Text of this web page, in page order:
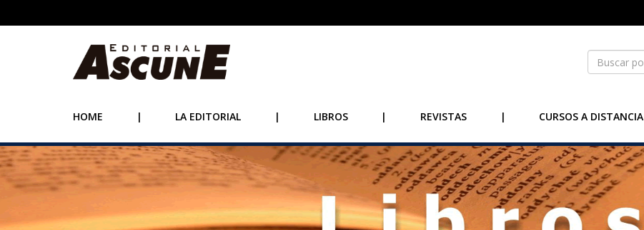
HOME | LA EDITORIAL | LIBROS | REVISTAS | CURSOS A DISTANCIA